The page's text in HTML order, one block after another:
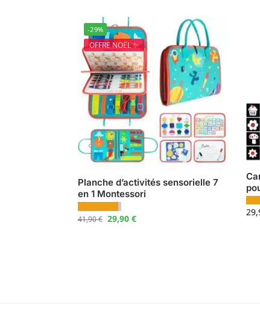
-29%
OFFRE NOËL ✨
Planche d’activités sensorielle 7
en 1 Montessori
41,90€ 29,90 €